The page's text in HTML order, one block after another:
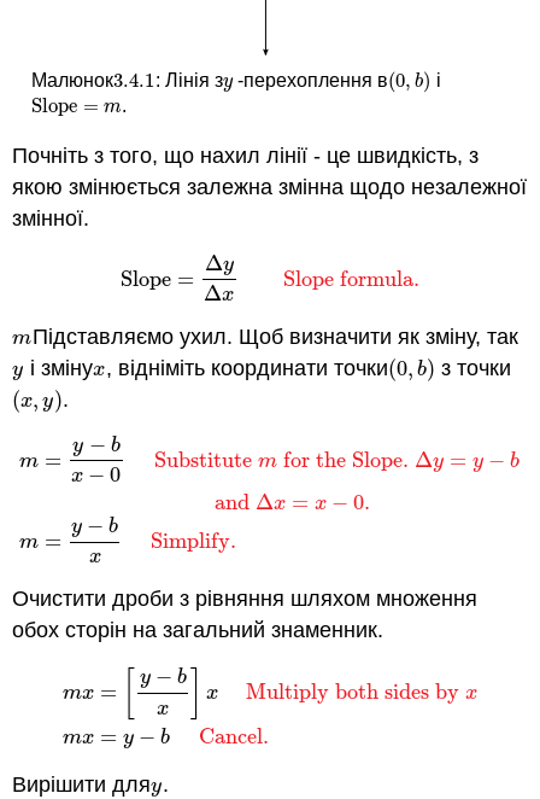
Малюнок3.4.1
3.4.1: Лінія зy
y-перехоплення в(0, b)
(0, b) і
Slope = m
Slope =m .
Почніть з того, що нахил лінії - це швидкість, з
якою змінюється залежна змінна щодо незалежної
змінної.
Slope =
Δy
Δx
Slope formula.
Slope =ΔyΔ Slope formula.
m
mПідставляємо ухил. Щоб визначити як зміну, так
y
y і змінуx
x, відніміть координати точки(0, b)
(0, b) з точки
(x, y)
(x,y) .
m
m
=
y − b
x − 0
Substitute mfor the Slope. Δy = y − b
and Δx = x − 0.
=
y − b
x
Simplify.
bx−0Substitute m for the Slope. =y Δ
Очистити дроби з рівняння шляхом множення
обох сторін на загальний знаменник.
mx
mx
=
y − b
x
x Multiply both sides byx
= y − b Cancel.
mx= ]x Multiply both sides byxmx =y−b
Вирішити дляy
y.